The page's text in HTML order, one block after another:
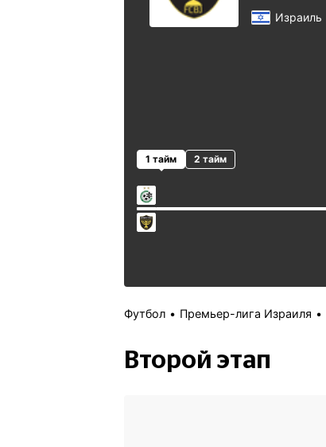
Израиль
1 тайм 2 тайм
Футбол Премьер-лига Израиля
Второй этап